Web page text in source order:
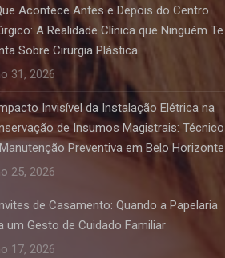
Acontece Antes e Depois do Centro
A Realidade Clínica que Ninguém Te
Sobre Cirurgia Plástica
31, 2026
Invisível da Instalação Elétrica na
de Insumos Magistrais: Técnico
Preventiva em Belo Horizonte
25, 2026
de Casamento: Quando a Papelaria
um Gesto de Cuidado Familiar
17, 2026